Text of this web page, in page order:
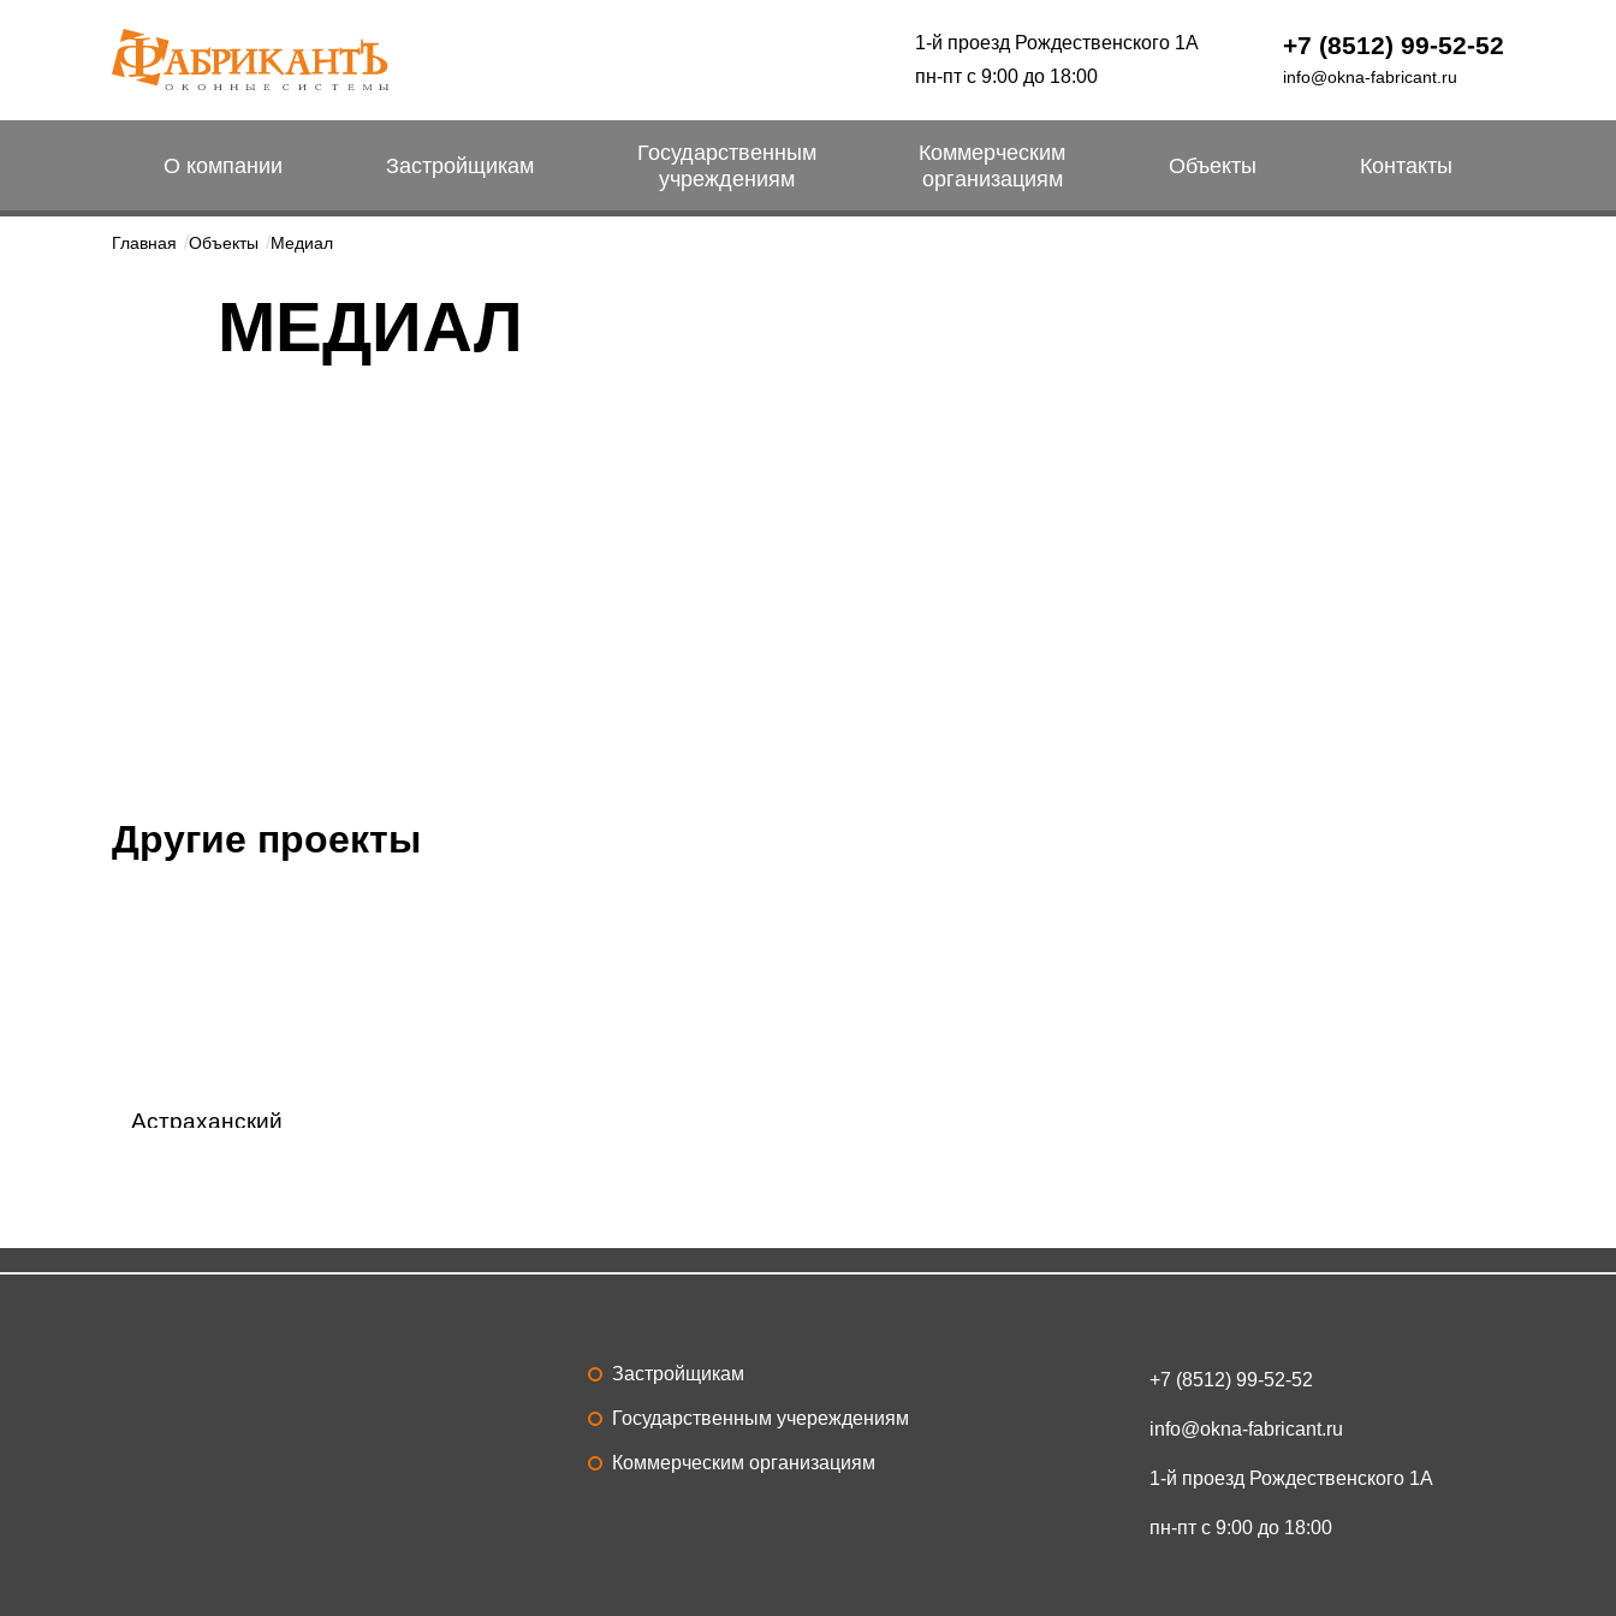
1-й проезд Рождественского 1А
пн-пт с 9:00 до 18:00
+7 (8512) 99-52-52
info@okna-fabricant.ru
О компании Застройщикам
Государственным
учреждениям
Коммерческим
организациям
Объекты Контакты
Главная Объекты Медиал
МЕДИАЛ
Другие проекты
Астраханский
Застройщикам
Государственным учереждениям
Коммерческим организациям
+7 (8512) 99-52-52
info@okna-fabricant.ru
1-й проезд Рождественского 1А
пн-пт с 9:00 до 18:00